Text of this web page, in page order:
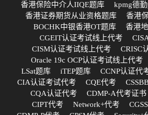
香港保险中介人IIQE题库
kpmg德
香港证券期货从业资格题库
香港
BOCHK中银香港OT题库
香港
CGEIT认证考试线上代考
CISM认证考试线上代考
CRISC
Oracle 19c OCP认证考试线上代考
LSat题库
iTEP题库 CCNP认证代
CIA认证考试代考
CQE代考
CQA认证代考
CDMP-A代考证书
CIPT代考
Network+代考